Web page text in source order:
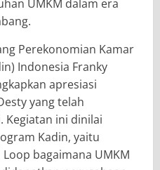
UMKM dalam era
Perekonomian Kamar
Indonesia Franky
apresiasi
yang telah
Kegiatan ini dinilai
Kadin, yaitu
bagaimana UMKM